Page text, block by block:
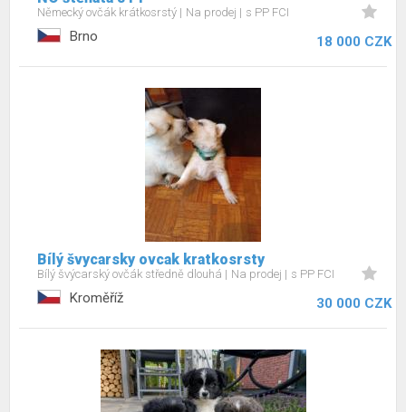
Německý ovčák krátkosrstý Na prodej s PP FCI
Brno 18 000 CZK
Bílý švycarsky ovcak kratkosrsty
Bílý švýcarský ovčák středně dlouhá Na prodej s PP FCI
Kroměříž 30 000 CZK